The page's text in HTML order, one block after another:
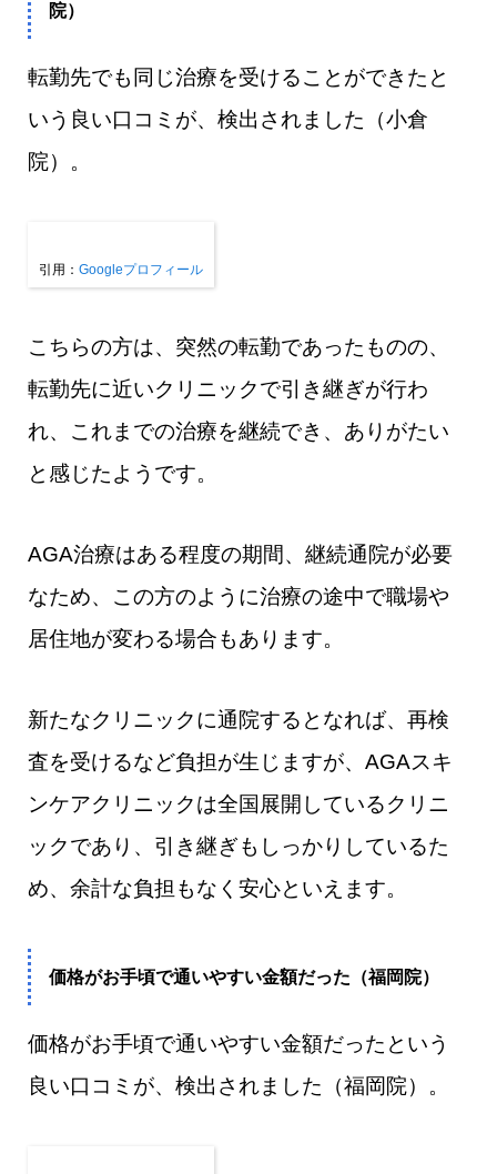
院）
転勤先でも同じ治療を受けることができたと
いう良い口コミが、検出されました（小倉
院）。
引用：​​​​​​ Googleプロフィール
こちらの方は、突然の転勤であったものの、
転勤先に近いクリニックで引き継ぎが行わ
れ、これまでの治療を継続でき、ありがたい
と感じたようです。
AGA治療はある程度の期間、継続通院が必要
なため、この方のように治療の途中で職場や
居住地が変わる場合もあります。
新たなクリニックに通院するとなれば、再検
査を受けるなど負担が生じますが、AGAスキ
ンケアクリニックは全国展開しているクリニ
ックであり、引き継ぎもしっかりしているた
め、余計な負担もなく安心といえます。
価格がお手頃で通いやすい金額だった（福岡院）
価格がお手頃で通いやすい金額だったという
良い口コミが、検出されました（福岡院）。